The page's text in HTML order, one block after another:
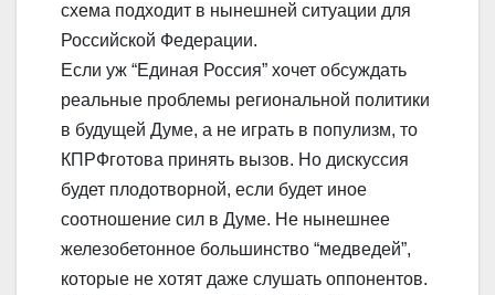
схема подходит в нынешней ситуации для
Российской Федерации.
Если уж “Единая Россия” хочет обсуждать
реальные проблемы региональной политики
в будущей Думе, а не играть в популизм, то
КПРФготова принять вызов. Но дискуссия
будет плодотворной, если будет иное
соотношение сил в Думе. Не нынешнее
железобетонное большинство “медведей”,
которые не хотят даже слушать оппонентов.